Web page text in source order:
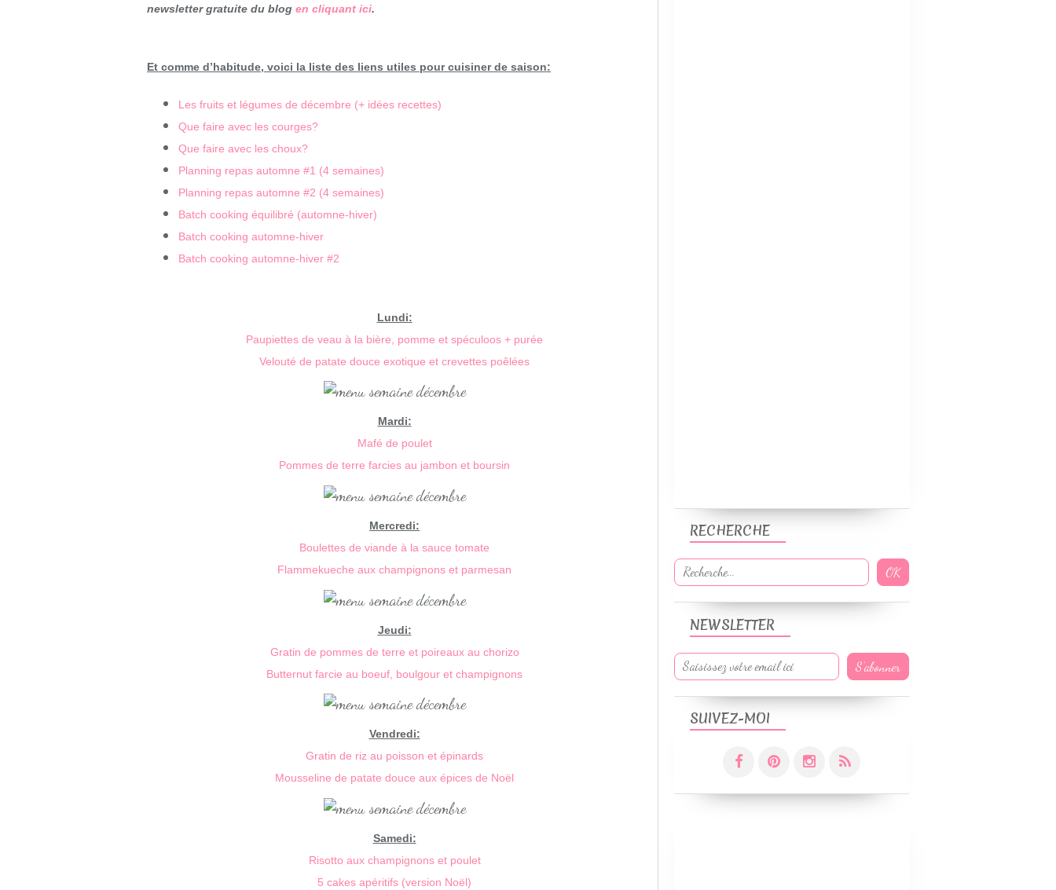
newsletter gratuite du blog en cliquant ici.
Et comme d’habitude, voici la liste des liens utiles pour cuisiner de saison:
Les fruits et légumes de décembre (+ idées recettes)
Que faire avec les courges?
Que faire avec les choux?
Planning repas automne #1 (4 semaines)
Planning repas automne #2 (4 semaines)
Batch cooking équilibré (automne-hiver)
Batch cooking automne-hiver
Batch cooking automne-hiver #2
Lundi:
Paupiettes de veau à la bière, pomme et spéculoos + purée
Velouté de patate douce exotique et crevettes poêlées
Mardi:
Mafé de poulet
Pommes de terre farcies au jambon et boursin
Mercredi:
Boulettes de viande à la sauce tomate
Flammekueche aux champignons et parmesan
Jeudi:
Gratin de pommes de terre et poireaux au chorizo
Butternut farcie au boeuf, boulgour et champignons
Vendredi:
Gratin de riz au poisson et épinards
Mousseline de patate douce aux épices de Noël
Samedi:
Risotto aux champignons et poulet
5 cakes apéritifs (version Noël)
NEWSLETTER
SUIVEZ-MOI
RECHERCHE